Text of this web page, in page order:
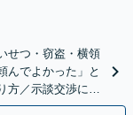
せつ・窃盗・横領
んでよかった」と
方／示談交渉に義
金額設定